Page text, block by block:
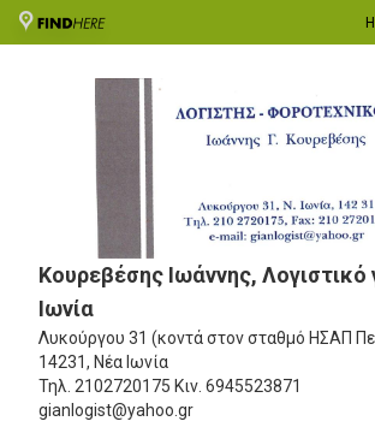
Κουρεβέσης Ιωάννης,
Ιωνία
Λυκούργου 31 (κοντά στον σταθμό ΗΣΑΠ
14231, Νέα Ιωνία
Τηλ. 2102720175 Κιν. 6945523871
gianlogist@yahoo.gr